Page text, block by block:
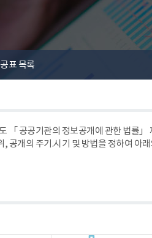
표 목록
「 공공기관의 정보공개에 관한 법률」
공개의 주기.시기 및 방법을 정하여 아